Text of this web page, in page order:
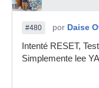
#480 por Daise
Intenté RESET,
Simplemente lee